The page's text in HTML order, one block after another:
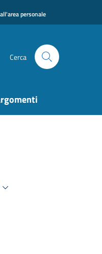
personale
Cerca